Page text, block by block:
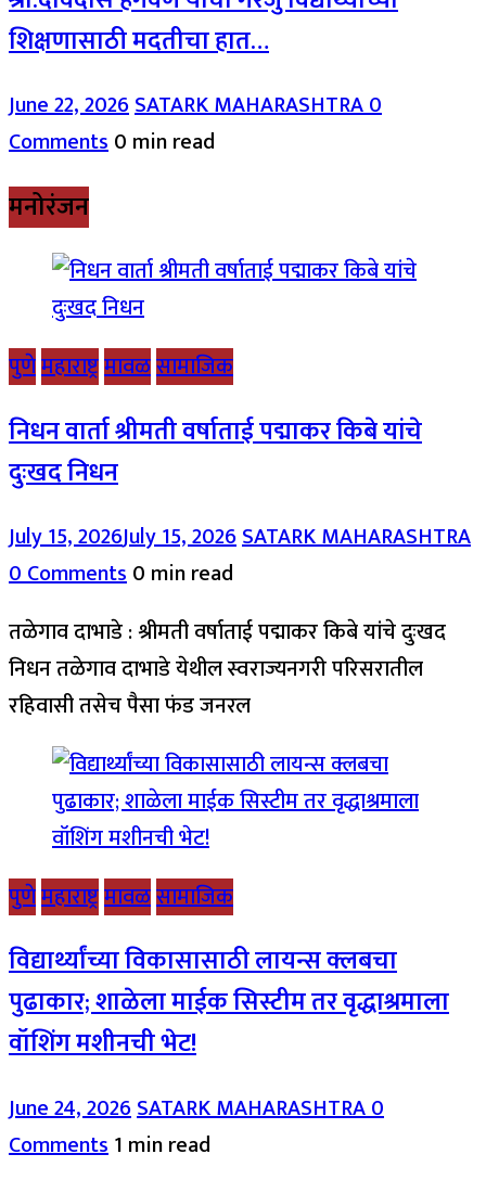
शिक्षणासाठी मदतीचा हात…
June 22, 2026SATARK MAHARASHTRA0
Comments0 min read
मनोरंजन
पुणेमहाराष्ट्रमावळसामाजिक
निधन वार्ता श्रीमती वर्षाताई पद्माकर किबे यांचे
दुःखद निधन
July 15, 2026July 15, 2026SATARK MAHARASHTRA
0 Comments0 min read
तळेगाव दाभाडे : श्रीमती वर्षाताई पद्माकर किबे यांचे दुःखद
निधन तळेगाव दाभाडे येथील स्वराज्यनगरी परिसरातील
रहिवासी तसेच पैसा फंड जनरल
पुणेमहाराष्ट्रमावळसामाजिक
विद्यार्थ्यांच्या विकासासाठी लायन्स क्लबचा
पुढाकार; शाळेला माईक सिस्टीम तर वृद्धाश्रमाला
वॉशिंग मशीनची भेट!
June 24, 2026SATARK MAHARASHTRA0
Comments1 min read